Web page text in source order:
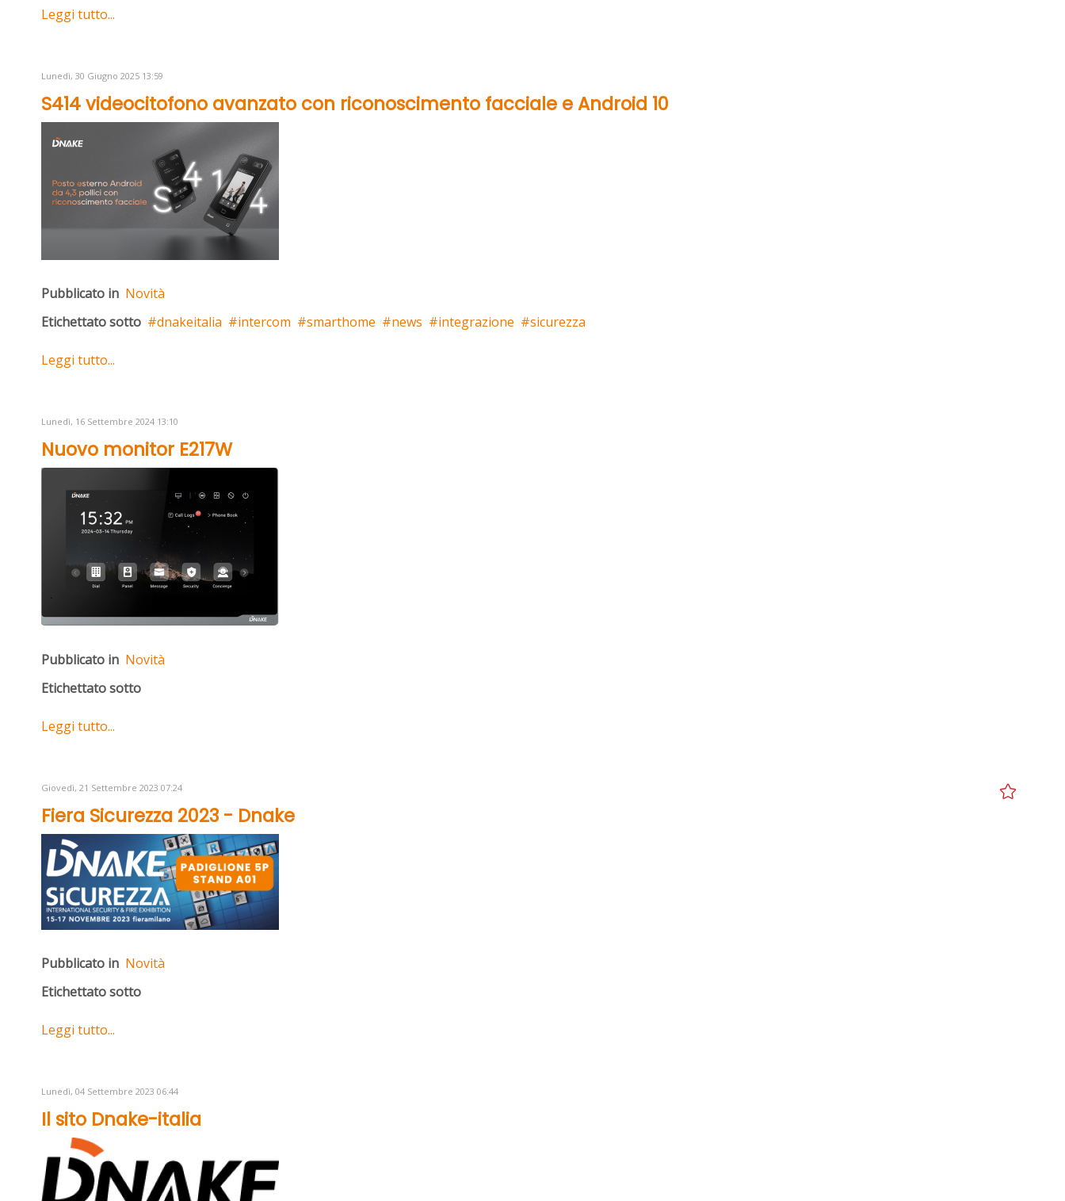
Leggi tutto...
Lunedì, 30 Giugno 2025 13:59
S414 videocitofono avanzato con riconoscimento facciale e Android 10
Pubblicato in Novità
Etichettato sotto
dnakeitalia intercom smarthome news integrazione sicurezza
Leggi tutto...
Lunedì, 16 Settembre 2024 13:10
Nuovo monitor E217W
Pubblicato in Novità
Etichettato sotto
Leggi tutto...
Giovedì, 21 Settembre 2023 07:24
Fiera Sicurezza 2023 - Dnake
Pubblicato in Novità
Etichettato sotto
Leggi tutto...
Lunedì, 04 Settembre 2023 06:44
Il sito Dnake-italia